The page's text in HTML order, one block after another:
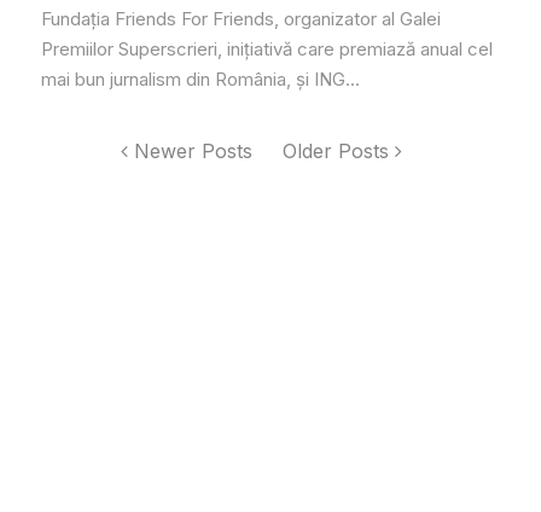
Fundația Friends For Friends, organizator al Galei
Premiilor Superscrieri, inițiativă care premiază anual cel
mai bun jurnalism din România, și ING...
Newer Posts Older Posts